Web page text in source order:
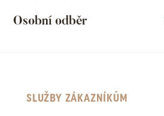
Osobní odběr
SLUŽBY ZÁKAZNÍKŮM